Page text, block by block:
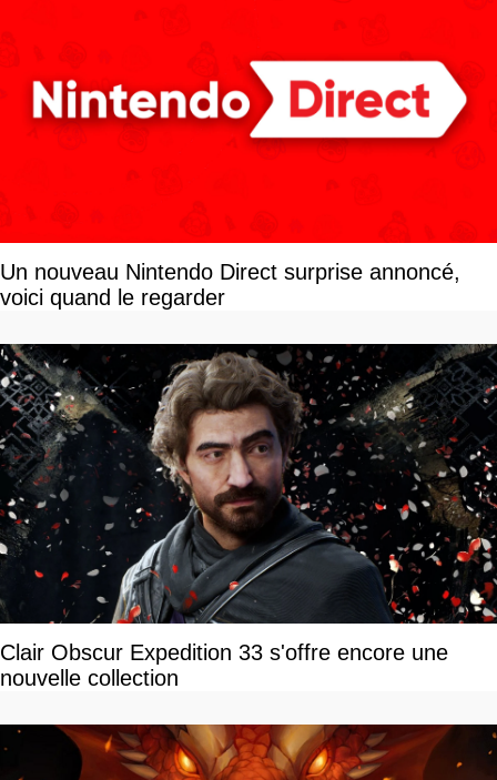
Un nouveau Nintendo Direct surprise annoncé,
voici quand le regarder
Clair Obscur Expedition 33 s'offre encore une
nouvelle collection